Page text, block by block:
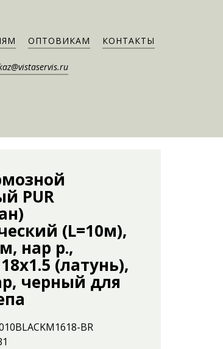
ОПТОВИКАМ КОНТАКТЫ
PUR
(L=10м),
нар р.,
(латунь),
черный для
BR